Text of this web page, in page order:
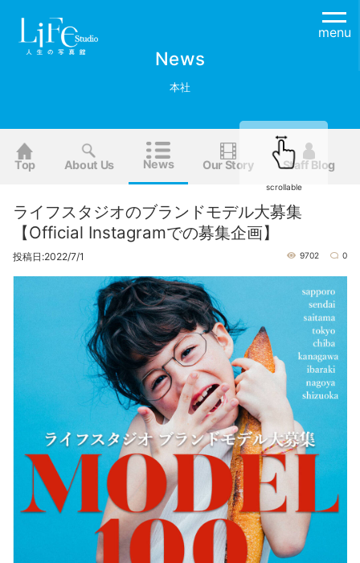
menu
News
本社
Top About Us News Our Story Staff Blog
scrollable
ライフスタジオのブランドモデル大募集
【Official Instagramでの募集企画】
投稿日:2022/7/1 9702 0